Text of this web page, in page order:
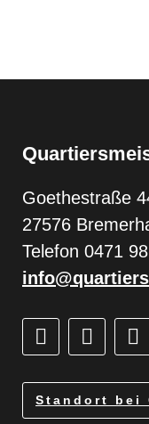
Goethestraße
27576
Telefon 0471
Standort bei